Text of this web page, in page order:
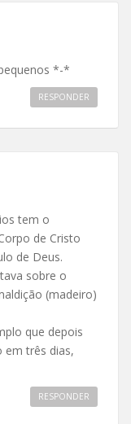
*-*
RESPONDER
tem o
de Cristo
de Deus.
sobre o
(madeiro)
que depois
em três dias,
RESPONDER